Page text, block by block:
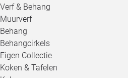
Verf & Behang
Muurverf
Behang
Behangcirkels
Eigen Collectie
Koken & Tafelen